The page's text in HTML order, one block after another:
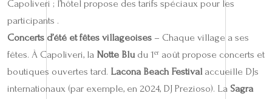
Capoliveri ; l’hôtel propose des tarifs spéciaux pour les
participants .
Concerts d’été et fêtes villageoises – Chaque village a ses
fêtes. À Capoliveri, la Notte Blu du 1ᵉʳ août propose concerts et
boutiques ouvertes tard. Lacona Beach Festivalaccueille DJs
internationaux (par exemple, en 2024, DJ Prezioso). La Sagra